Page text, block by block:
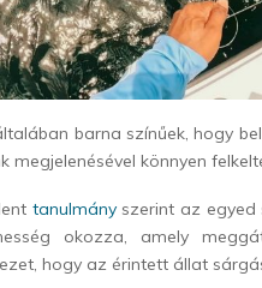
barna színűek, hogy
megjelenésével könnyen
tanulmányszerint az egyed
okozza, amely
hogy az érintett állat